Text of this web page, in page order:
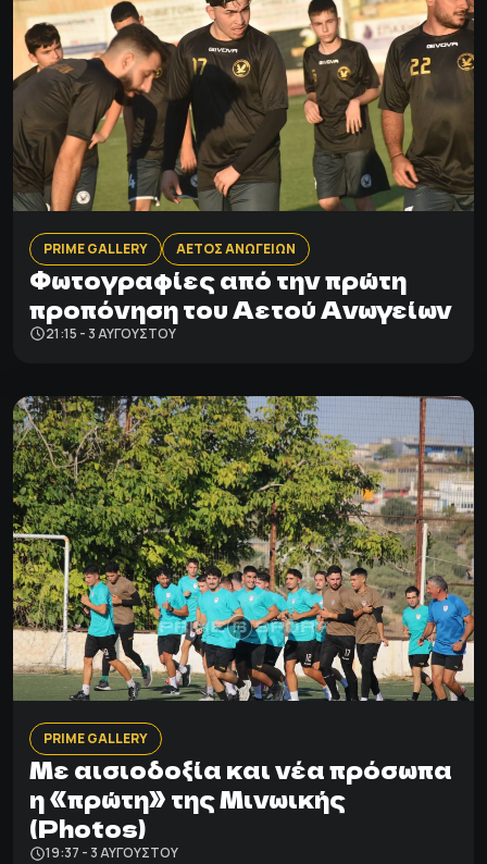
PRIME GALLERY ΑΕΤΟΣ ΑΝΩΓΕΙΩΝ
Φωτογραφίες από την πρώτη
προπόνηση του Αετού Ανωγείων
21:15 - 3 ΑΥΓΟΎΣΤΟΥ
PRIME GALLERY
Με αισιοδοξία και νέα πρόσωπα
η «πρώτη» της Μινωικής
(Photos)
19:37 - 3 ΑΥΓΟΎΣΤΟΥ